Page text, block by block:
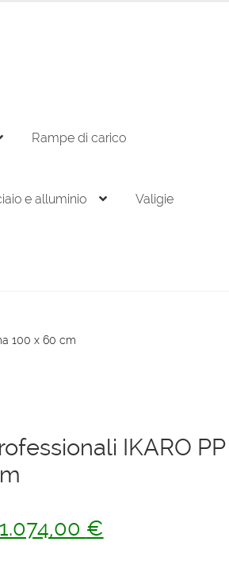
Rampe di carico
e alluminio Valigie
100 x 60 cm
IKARO
Il
1.074,00 €